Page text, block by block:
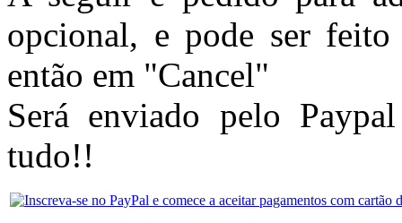
opcional, e pode ser
então em "Cancel"
Será enviado pelo
tudo!!